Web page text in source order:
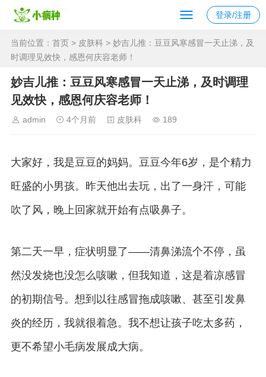
登录/注册
当前位置： 首页 > 皮肤科 > 妙吉儿推：豆豆风寒感冒一天止涕，及
时调理见效快，感恩何庆容老师！
妙吉儿推：豆豆风寒感冒一天止涕，及时调理
见效快，感恩何庆容老师！
admin 4个月前 皮肤科 189
大家好，我是豆豆的妈妈。豆豆今年6岁，是个精力
旺盛的小男孩。昨天他出去玩，出了一身汗，可能
吹了风，晚上回家就开始有点吸鼻子。
第二天一早，症状明显了——清鼻涕流个不停，虽
然没发烧也没怎么咳嗽，但我知道，这是着凉感冒
的初期信号。想到以往感冒拖成咳嗽、甚至引发鼻
炎的经历，我就很着急。我不想让孩子吃太多药，
更不希望小毛病发展成大病。